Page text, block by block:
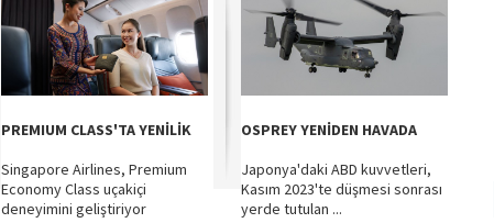
PREMIUM CLASS'TA YENİLİK
Singapore Airlines, Premium
Economy Class uçakiçi
deneyimini geliştiriyor
OSPREY YENİDEN HAVADA
Japonya'daki ABD kuvvetleri,
Kasım 2023'te düşmesi sonrası
yerde tutulan ...